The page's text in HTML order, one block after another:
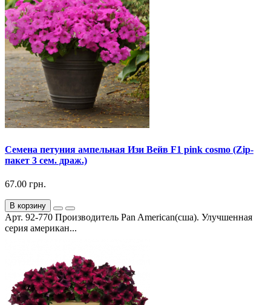
Семена петуния ампельная Изи Вейв F1 pink cosmo (Zip-
пакет 3 сем. драж.)
67.00 грн.
В корзину
Арт. 92-770 Производитель Pan American(сша). Улучшенная
серия американ...